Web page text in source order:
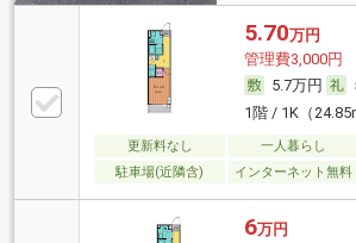
5.70万円
管理費3,000円
5.7万円
1階 / 1K（
更新料なし 一人暮らし
駐車場(近隣含)
インターネット無料
6万円